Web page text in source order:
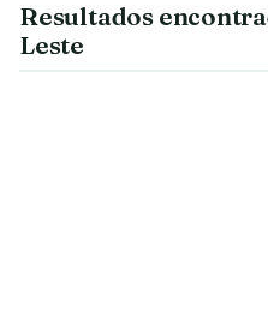
Resultados
Leste